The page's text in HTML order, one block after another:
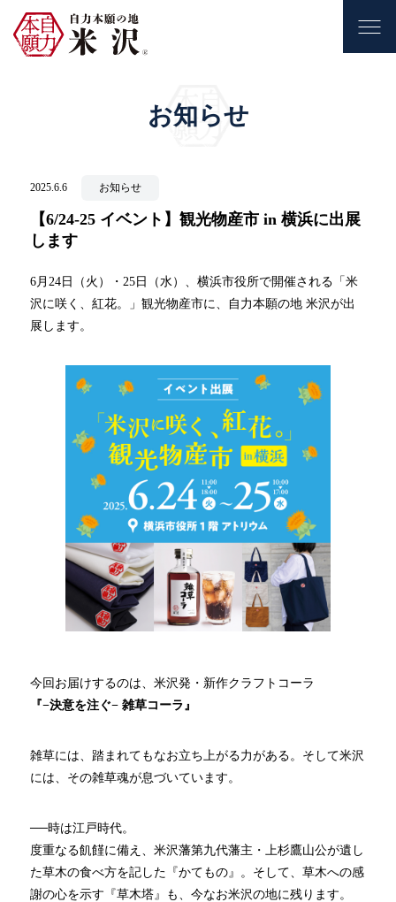
お知らせ
2025.6.6 お知らせ
【6/24-25 イベント】観光物産市 in 横浜に出展
します
6月24日（火）・25日（水）、横浜市役所で開催される「米
沢に咲く、紅花。」観光物産市に、自力本願の地 米沢が出
展します。
今回お届けするのは、米沢発・新作クラフトコーラ
『−決意を注ぐ− 雑草コーラ』
雑草には、踏まれてもなお立ち上がる力がある。そして米沢
には、その雑草魂が息づいています。
──時は江戸時代。
度重なる飢饉に備え、米沢藩第九代藩主・上杉鷹山公が遺し
た草木の食べ方を記した『かてもの』。そして、草木への感
謝の心を示す『草木塔』も、今なお米沢の地に残ります。